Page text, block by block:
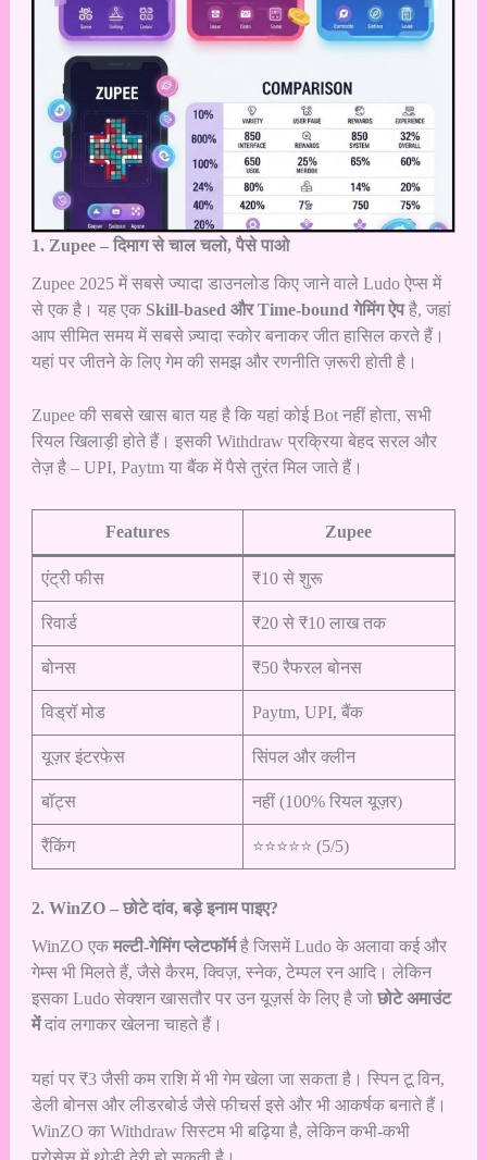
1. Zupee – दिमाग से चाल चलो, पैसे पाओ
Zupee 2025 में सबसे ज्यादा डाउनलोड किए जाने वाले Ludo ऐप्स में
से एक है। यह एक Skill-based और Time-bound गेमिंग ऐपहै, जहां
आप सीमित समय में सबसे ज़्यादा स्कोर बनाकर जीत हासिल करते हैं।
यहां पर जीतने के लिए गेम की समझ और रणनीति ज़रूरी होती है।
Zupee की सबसे खास बात यह है कि यहां कोई Bot नहीं होता, सभी
रियल खिलाड़ी होते हैं। इसकी Withdraw प्रक्रिया बेहद सरल और
तेज़ है – UPI, Paytm या बैंक में पैसे तुरंत मिल जाते हैं।
Features Zupee
एंट्री फीस ₹10 से शुरू
रिवार्ड ₹20 से ₹10 लाख तक
बोनस ₹50 रैफरल बोनस
विड्रॉ मोड Paytm, UPI, बैंक
यूज़र इंटरफेस सिंपल और क्लीन
बॉट्स नहीं (100% रियल यूज़र)
रैंकिंग ⭐⭐⭐⭐⭐ (5/5)
2. WinZO – छोटे दांव, बड़े इनाम पाइए?
WinZO एक मल्टी-गेमिंग प्लेटफॉर्महै जिसमें Ludo के अलावा कई और
गेम्स भी मिलते हैं, जैसे कैरम, क्विज़, स्नेक, टेम्पल रन आदि। लेकिन
इसका Ludo सेक्शन खासतौर पर उन यूज़र्स के लिए है जो छोटे अमाउंट
मेंदांव लगाकर खेलना चाहते हैं।
यहां पर ₹3 जैसी कम राशि में भी गेम खेला जा सकता है। स्पिन टू विन,
डेली बोनस और लीडरबोर्ड जैसे फीचर्स इसे और भी आकर्षक बनाते हैं।
WinZO का Withdraw सिस्टम भी बढ़िया है, लेकिन कभी-कभी